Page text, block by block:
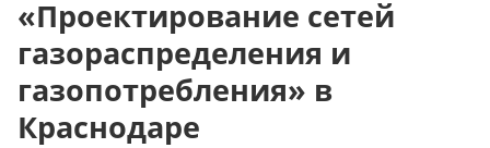
«Проектирование сетей
газораспределения и
газопотребления» в
Краснодаре